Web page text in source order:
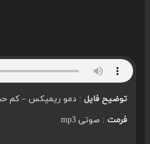
توضیح فایل: دمو ریمیکس – کم
فرمت: صوتی mp3